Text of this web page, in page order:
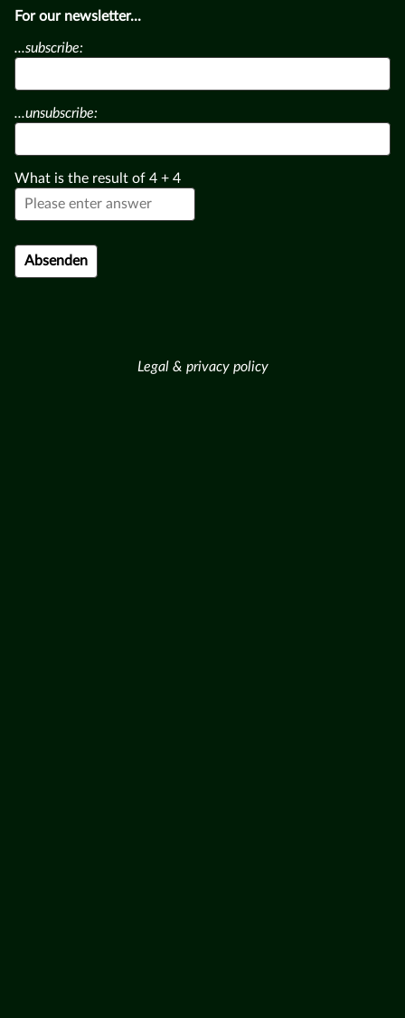
For our newsletter...
...subscribe:
...unsubscribe:
What is the result of 4 + 4
Legal & privacy policy